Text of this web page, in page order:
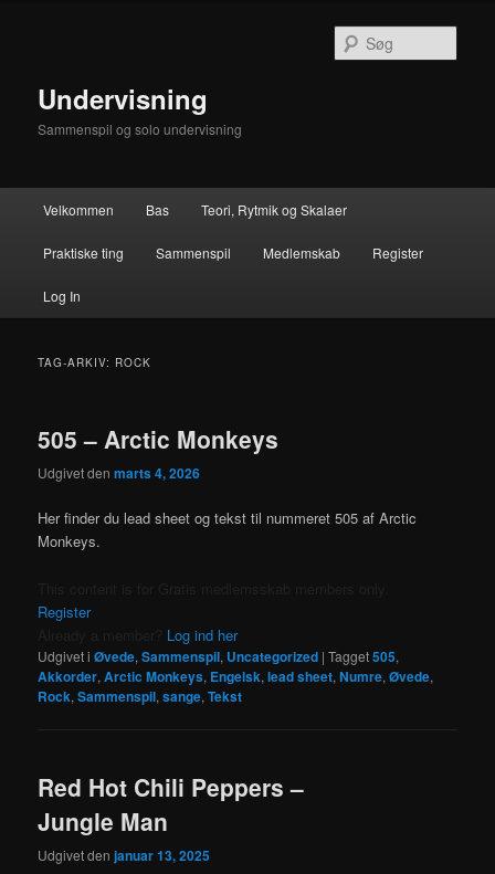
Undervisning
Sammenspil og solo undervisning
Velkommen Bas Teori, Rytmik og Skalaer
Praktiske ting Sammenspil Medlemskab Register
Log In
TAG-ARKIV: ROCK
505 – Arctic Monkeys
Udgivet denmarts 4, 2026
Her finder du lead sheet og tekst til nummeret 505 af Arctic
Monkeys.
Register
Log ind her
Udgivet i Øvede,Sammenspil, Uncategorized |Tagget505,
Akkorder,Arctic Monkeys, Engelsk,lead sheet,Numre,Øvede,
Rock,Sammenspil,sange,Tekst
Red Hot Chili Peppers –
Jungle Man
Udgivet denjanuar 13, 2025